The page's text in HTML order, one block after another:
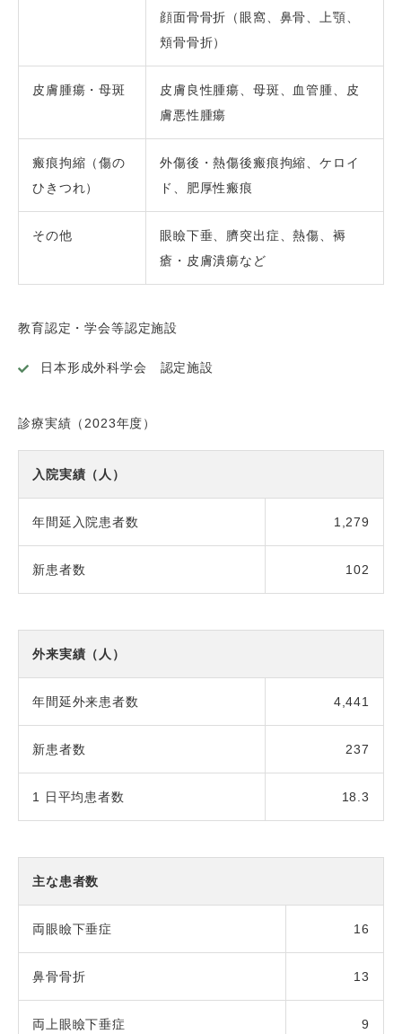
顔面骨骨折（眼窩、鼻骨、上顎、
頬骨骨折）
皮膚腫瘍・母斑
皮膚良性腫瘍、母斑、血管腫、皮
膚悪性腫瘍
瘢痕拘縮（傷の
ひきつれ）
外傷後・熱傷後瘢痕拘縮、ケロイ
ド、肥厚性瘢痕
その他
眼瞼下垂、臍突出症、熱傷、褥
瘡・皮膚潰瘍など
教育認定・学会等認定施設
日本形成外科学会 認定施設
診療実績（2023年度）
入院実績（人）
年間延入院患者数 1,279
新患者数 102
外来実績（人）
年間延外来患者数 4,441
新患者数 237
1 日平均患者数 18.3
主な患者数
両眼瞼下垂症 16
鼻骨骨折 13
両上眼瞼下垂症 9